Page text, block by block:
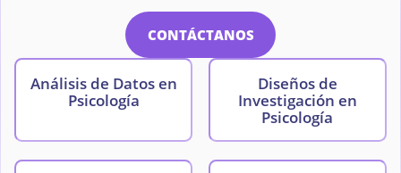
CONTÁCTANOS
Análisis de Datos en
Psicología
Diseños de
Investigación en
Psicología